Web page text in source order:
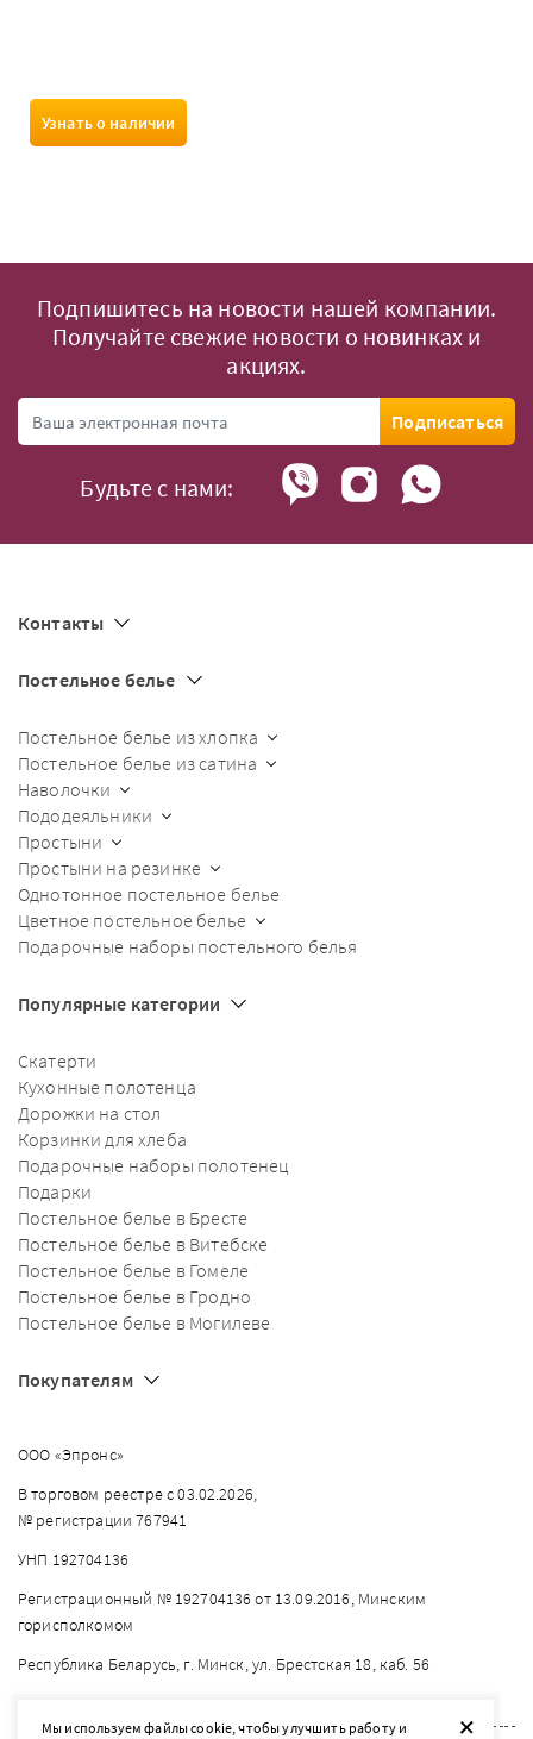
Узнать о наличии
+
Мы используем файлы cookie, чтобы улучшить работу и
Подпишитесь на новости нашей компании.
Получайте свежие новости о новинках и
акциях.
Подписаться
Будьте с нами:
Контакты
Постельное белье
Постельное белье из хлопка
Постельное белье из сатина
Наволочки
Пододеяльники
Простыни
Простыни на резинке
Однотонное постельное белье
Цветное постельное белье
Подарочные наборы постельного белья
Популярные категории
Скатерти
Кухонные полотенца
Дорожки на стол
Корзинки для хлеба
Подарочные наборы полотенец
Подарки
Постельное белье в Бресте
Постельное белье в Витебске
Постельное белье в Гомеле
Постельное белье в Гродно
Постельное белье в Могилеве
Покупателям
ООО «Эпронс»
В торговом реестре с 03.02.2026,
№ регистрации 767941
УНП 192704136
Регистрационный № 192704136 от 13.09.2016, Минским
горисполкомом
Республика Беларусь, г. Минск, ул. Брестская 18, каб. 56